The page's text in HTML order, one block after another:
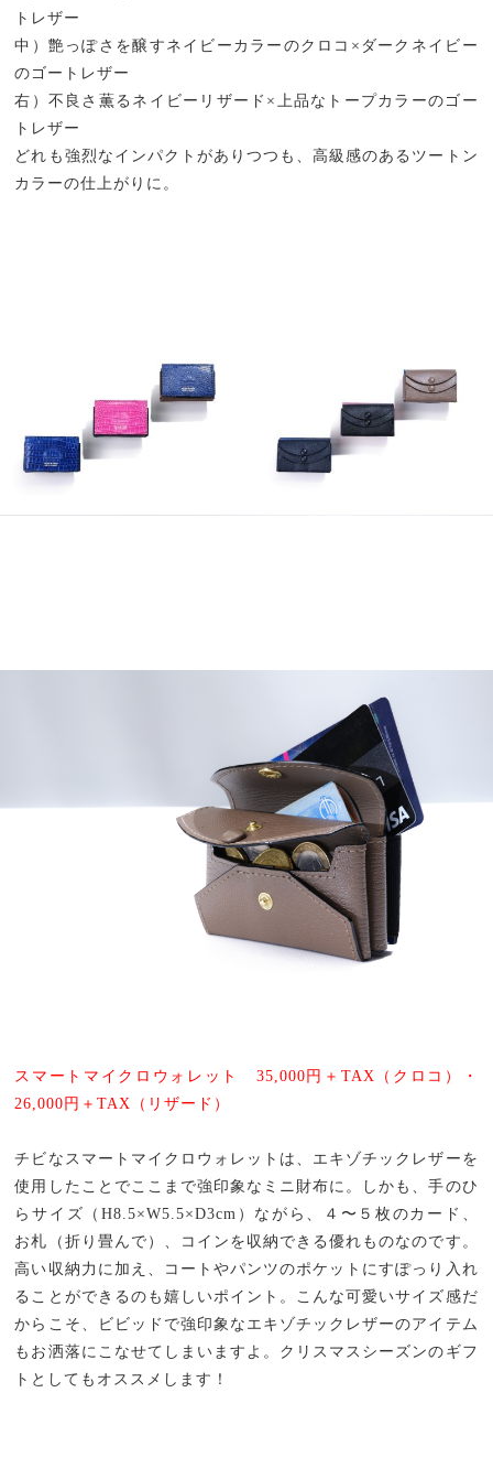
トレザー
中）艶っぽさを醸すネイビーカラーのクロコ×ダークネイビー
のゴートレザー
右）不良さ薫るネイビーリザード×上品なトープカラーのゴー
トレザー
どれも強烈なインパクトがありつつも、高級感のあるツートン
カラーの仕上がりに。
スマートマイクロウォレット 35,000円＋TAX（クロコ）・
26,000円＋TAX（リザード）
チビなスマートマイクロウォレットは、エキゾチックレザーを
使用したことでここまで強印象なミニ財布に。しかも、手のひ
らサイズ（H8.5×W5.5×D3cm）ながら、４〜５枚のカード、
お札（折り畳んで）、コインを収納できる優れものなのです。
高い収納力に加え、コートやパンツのポケットにすぽっり入れ
ることができるのも嬉しいポイント。こんな可愛いサイズ感だ
からこそ、ビビッドで強印象なエキゾチックレザーのアイテム
もお洒落にこなせてしまいますよ。クリスマスシーズンのギフ
トとしてもオススメします！